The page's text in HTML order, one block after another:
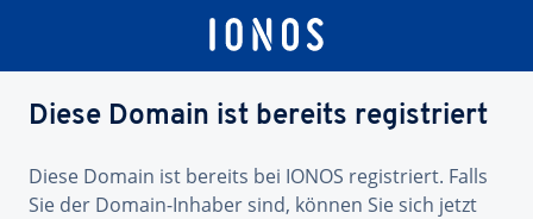
Diese Domain ist bereits registriert
Diese Domain ist bereits bei IONOS registriert. Falls
Sie der Domain-Inhaber sind, können Sie sich jetzt